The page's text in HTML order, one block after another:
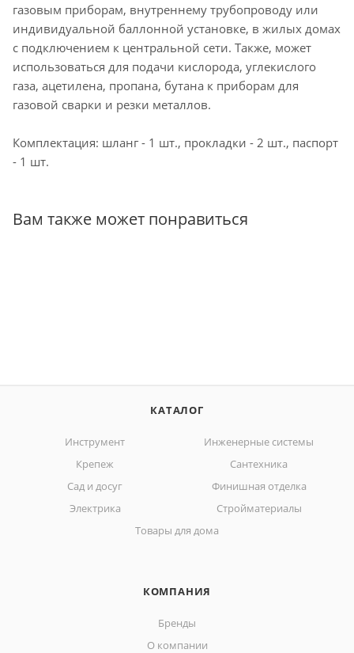
газовым приборам, внутреннему трубопроводу или
индивидуальной баллонной установке, в жилых домах
с подключением к центральной сети. Также, может
использоваться для подачи кислорода, углекислого
газа, ацетилена, пропана, бутана к приборам для
газовой сварки и резки металлов.
Комплектация: шланг - 1 шт., прокладки - 2 шт., паспорт
- 1 шт.
Вам также может понравиться
КАТАЛОГ
Инструмент
Инженерные системы
Крепеж
Сантехника
Сад и досуг
Финишная отделка
Электрика
Стройматериалы
Товары для дома
КОМПАНИЯ
Бренды
О компании